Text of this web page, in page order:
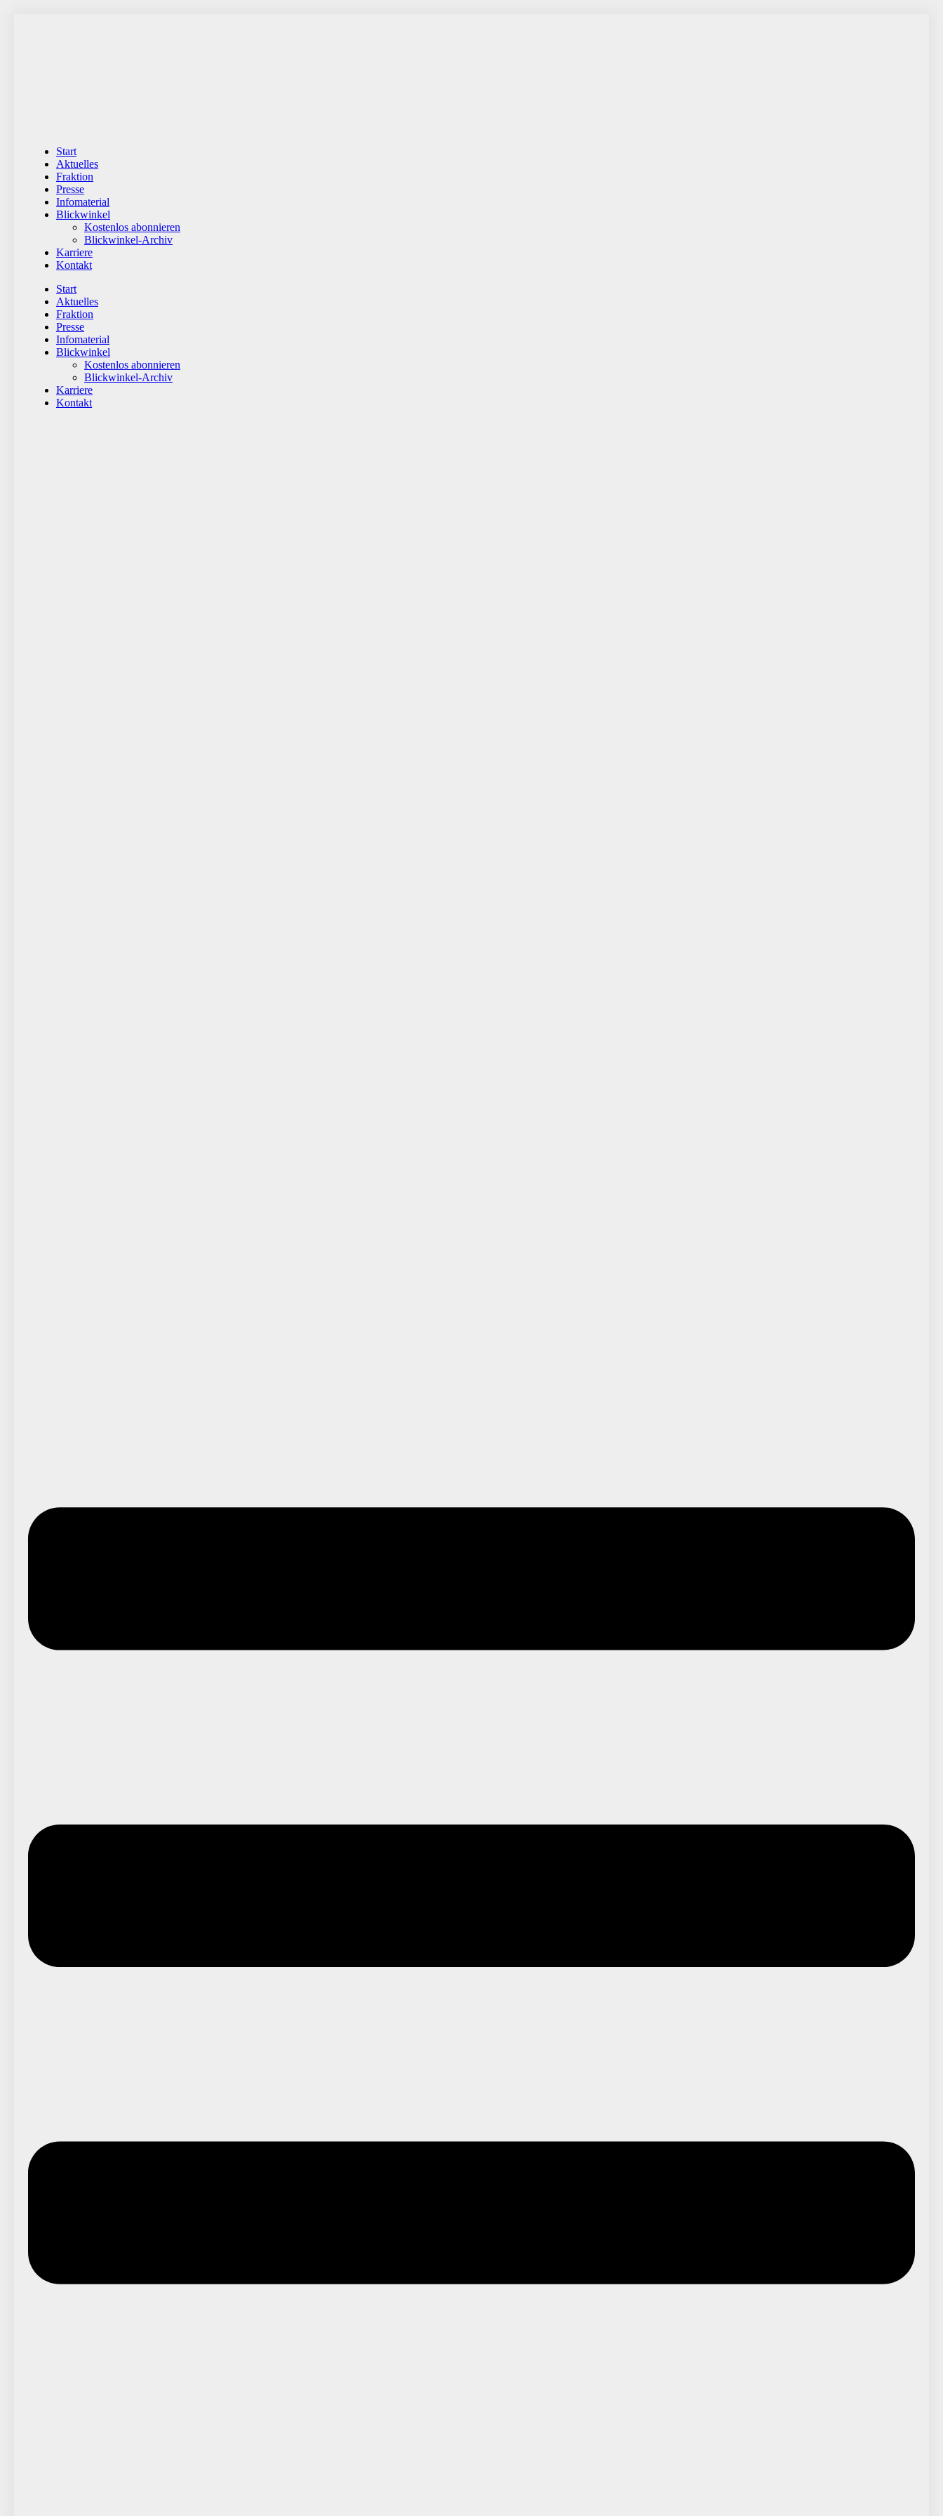
Start
Aktuelles
Fraktion
Presse
Infomaterial
Blickwinkel
Kostenlos abonnieren
Blickwinkel-Archiv
Karriere
Kontakt
Start
Aktuelles
Fraktion
Presse
Infomaterial
Blickwinkel
Kostenlos abonnieren
Blickwinkel-Archiv
Karriere
Kontakt